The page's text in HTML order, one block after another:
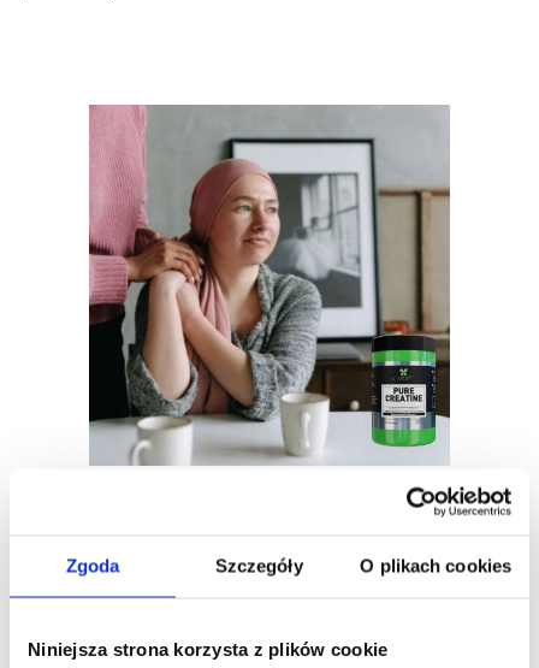
Zgoda Szczegóły O plikach cookies
Niniejsza strona korzysta z plików cookie
Zkontrolujte, co kupujete - klinické a vědecké
Efekty suplementace kreatinem a odporového tréninku na sílu svalů a